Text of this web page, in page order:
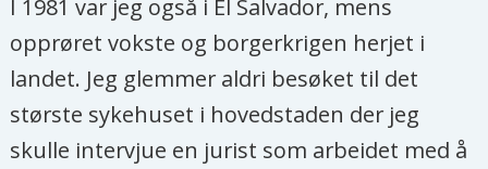
I 1981 var jeg også i El Salvador, mens
opprøret vokste og borgerkrigen herjet i
landet. Jeg glemmer aldri besøket til det
største sykehuset i hovedstaden der jeg
skulle intervjue en jurist som arbeidet med å